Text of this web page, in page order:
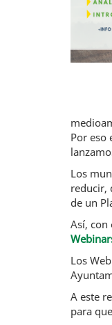
Por eso
Los
reducir,
de un
Así, con
Los
A este
para